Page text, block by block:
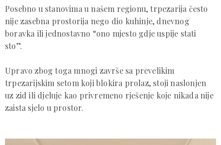
Posebno u stanovima u našem regionu, trpezarija često
nije zasebna prostorija nego dio kuhinje, dnevnog
boravka ili jednostavno “ono mjesto gdje uspije stati
sto”.
Upravo zbog toga mnogi završe sa prevelikim
trpezarijskim setom koji blokira prolaz, stoji naslonjen
uz zid ili djeluje kao privremeno rješenje koje nikada nije
zaista sjelo u prostor.